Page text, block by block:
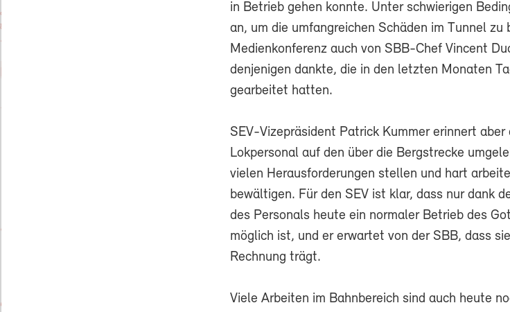
in Betrieb gehen konnte. Unter schwierigen
an, um die umfangreichen Schäden im Tunnel zu
Medienkonferenz auch von SBB-Chef Vincent
denjenigen dankte, die in den letzten Monaten
gearbeitet hatten.
SEV-Vizepräsident Patrick Kummer erinnert
Lokpersonal auf den über die Bergstrecke
vielen Herausforderungen stellen und hart
bewältigen. Für den SEV ist klar, dass nur dank
des Personals heute ein normaler Betrieb des
möglich ist, und er erwartet von der SBB, dass
Rechnung trägt.
Viele Arbeiten im Bahnbereich sind auch heute